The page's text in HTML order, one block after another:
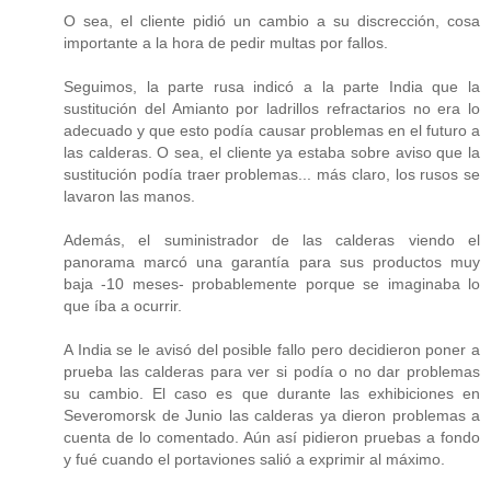
O sea, el cliente pidió un cambio a su discrección, cosa
importante a la hora de pedir multas por fallos.
Seguimos, la parte rusa indicó a la parte India que la
sustitución del Amianto por ladrillos refractarios no era lo
adecuado y que esto podía causar problemas en el futuro a
las calderas. O sea, el cliente ya estaba sobre aviso que la
sustitución podía traer problemas... más claro, los rusos se
lavaron las manos.
Además, el suministrador de las calderas viendo el
panorama marcó una garantía para sus productos muy
baja -10 meses- probablemente porque se imaginaba lo
que íba a ocurrir.
A India se le avisó del posible fallo pero decidieron poner a
prueba las calderas para ver si podía o no dar problemas
su cambio. El caso es que durante las exhibiciones en
Severomorsk de Junio las calderas ya dieron problemas a
cuenta de lo comentado. Aún así pidieron pruebas a fondo
y fué cuando el portaviones salió a exprimir al máximo.